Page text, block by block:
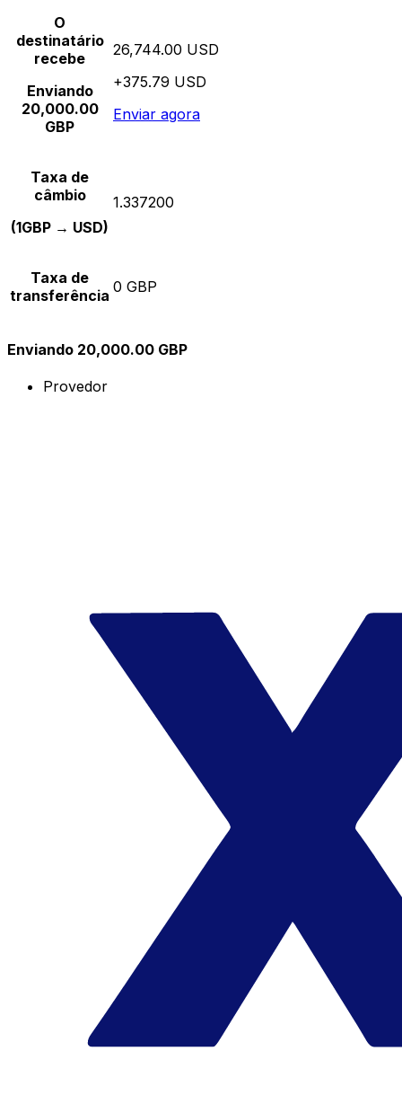
O
destinatário
recebe
Enviando
20,000.00
GBP
26,744.00 USD
+375.79 USD
Enviar agora
Taxa de
câmbio
(1GBP → USD)
1.337200
Taxa de
transferência 0 GBP
Enviando 20,000.00 GBP
Provedor